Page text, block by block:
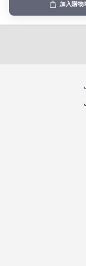
加入購物